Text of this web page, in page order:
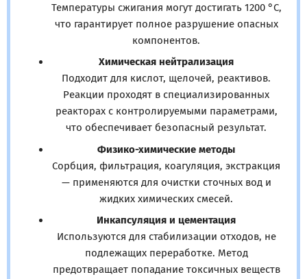
Температуры сжигания могут достигать 1200 °C,
что гарантирует полное разрушение опасных
компонентов.
Химическая нейтрализация
Подходит для кислот, щелочей, реактивов.
Реакции проходят в специализированных
реакторах с контролируемыми параметрами,
что обеспечивает безопасный результат.
Физико-химические методы
Сорбция, фильтрация, коагуляция, экстракция
— применяются для очистки сточных вод и
жидких химических смесей.
Инкапсуляция и цементация
Используются для стабилизации отходов, не
подлежащих переработке. Метод
предотвращает попадание токсичных веществ